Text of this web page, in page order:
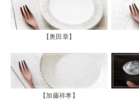
奥田章
加藤祥孝